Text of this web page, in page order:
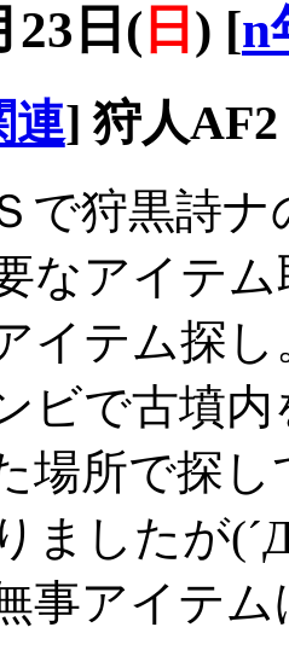
23日( 日 ) [n
連] 狩人AF2
で狩黒詩
なアイテ
イテム探し
ビで古墳
場所で探
ましたが
事アイテ